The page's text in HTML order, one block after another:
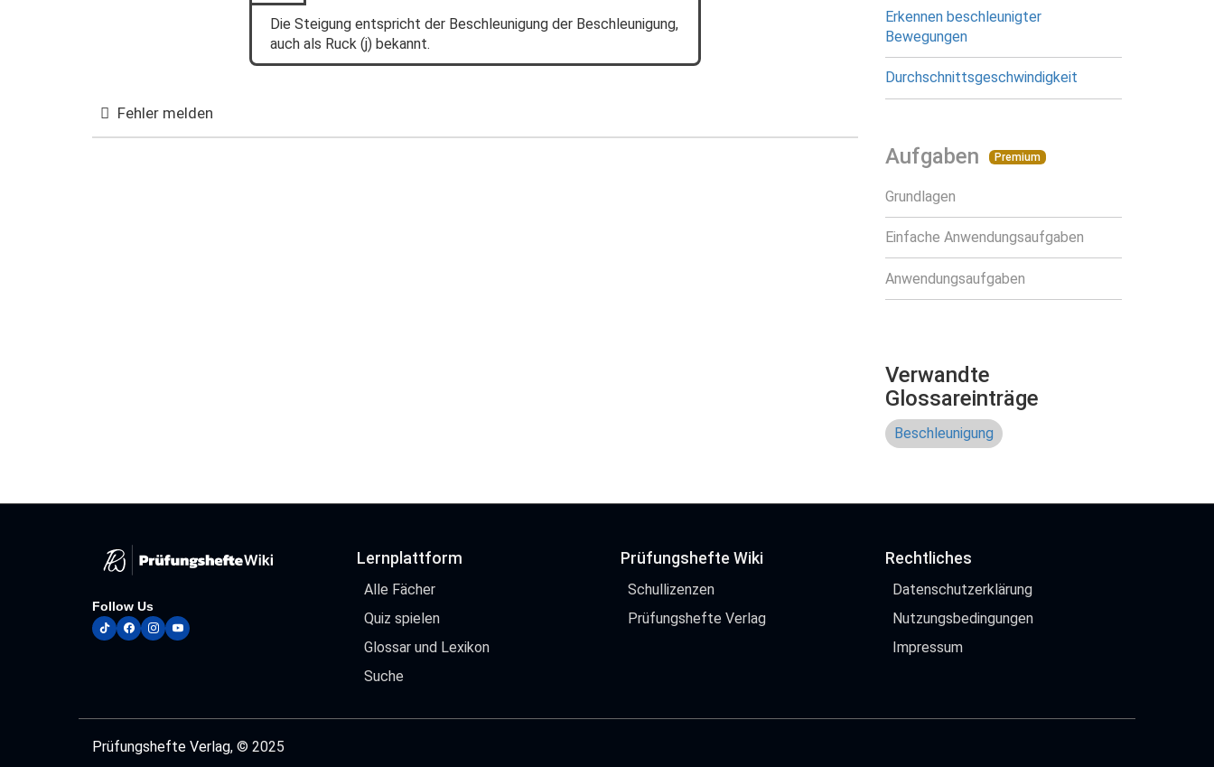
Die Steigung entspricht der Beschleunigung der Beschleunigung,
auch als Ruck (j) bekannt.
Fehler melden
Erkennen beschleunigter
Bewegungen
Durchschnittsgeschwindigkeit
Aufgaben Premium
Grundlagen
Einfache Anwendungsaufgaben
Anwendungsaufgaben
Verwandte
Glossareinträge
Beschleunigung
Follow Us
tiktokfacebook
instagram
youtube
Lernplattform
Alle Fächer
Quiz spielen
Glossar und Lexikon
Suche
Prüfungshefte Wiki
Schullizenzen
Prüfungshefte Verlag
Rechtliches
Datenschutzerklärung
Nutzungsbedingungen
Impressum
Prüfungshefte Verlag, © 2025